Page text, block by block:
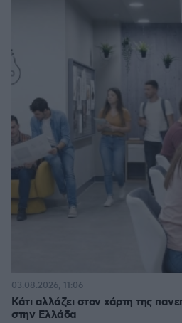
Κάτι αλλάζει στον χάρτη της
στην Ελλάδα
03.08.2026, 11:06